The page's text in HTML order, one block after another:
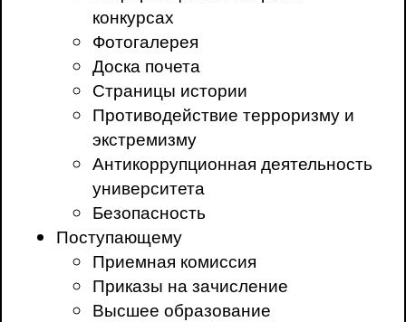
конкурсах
Фотогалерея
Доска почета
Страницы истории
Противодействие терроризму и
экстремизму
Антикоррупционная деятельность
университета
Безопасность
Поступающему
Приемная комиссия
Приказы на зачисление
Высшее образование